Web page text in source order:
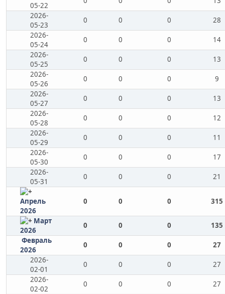
05-22
2026-
05-23
0 0 0
28
2026-
05-24
0 0 0
14
2026-
05-25
0 0 0
13
2026-
05-26
0 0 0
9
2026-
05-27
0 0 0
13
2026-
05-28
0 0 0
12
2026-
05-29
0 0 0
11
2026-
05-30
0 0 0
17
2026-
05-31
0 0 0 21
Апрель
2026
0 0 0 315
Март
2026
0 0 0
135
Февраль
2026
0 0 0
27
2026-
02-01
0 0 0
27
2026-
02-02
0 0 0
27